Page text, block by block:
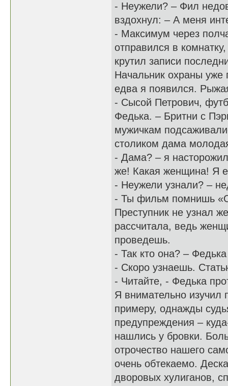
- Неужели? – Фил
вздохнул: – А меня
- Максимум через
отправился в
крутил записи
Начальник охраны уже
едва я появился.
- Сысой Петрович,
Федька. – Бритни с
мужичкам
столиком дама
- Дама? – я
же! Какая женщина! Я
- Неужели узнали? –
- Ты фильм помнишь
Преступник не узнал
рассчитала, ведь
проведешь.
- Так кто она? –
- Скоро узнаешь.
- Читайте, - Федька
Я внимательно изучил
примеру, однажды
предупреждения –
нашлись у бровки.
отрочество нашего
очень обтекаемо.
дворовых хулиганов,